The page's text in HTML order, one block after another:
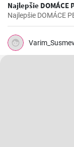
Najlepšie DOMÁCE
Najlepšie DOMÁCE